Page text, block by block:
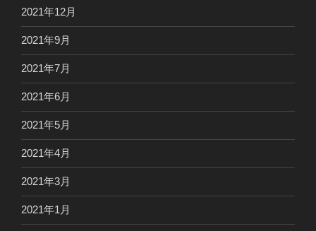
2021年12月
2021年9月
2021年7月
2021年6月
2021年5月
2021年4月
2021年3月
2021年1月